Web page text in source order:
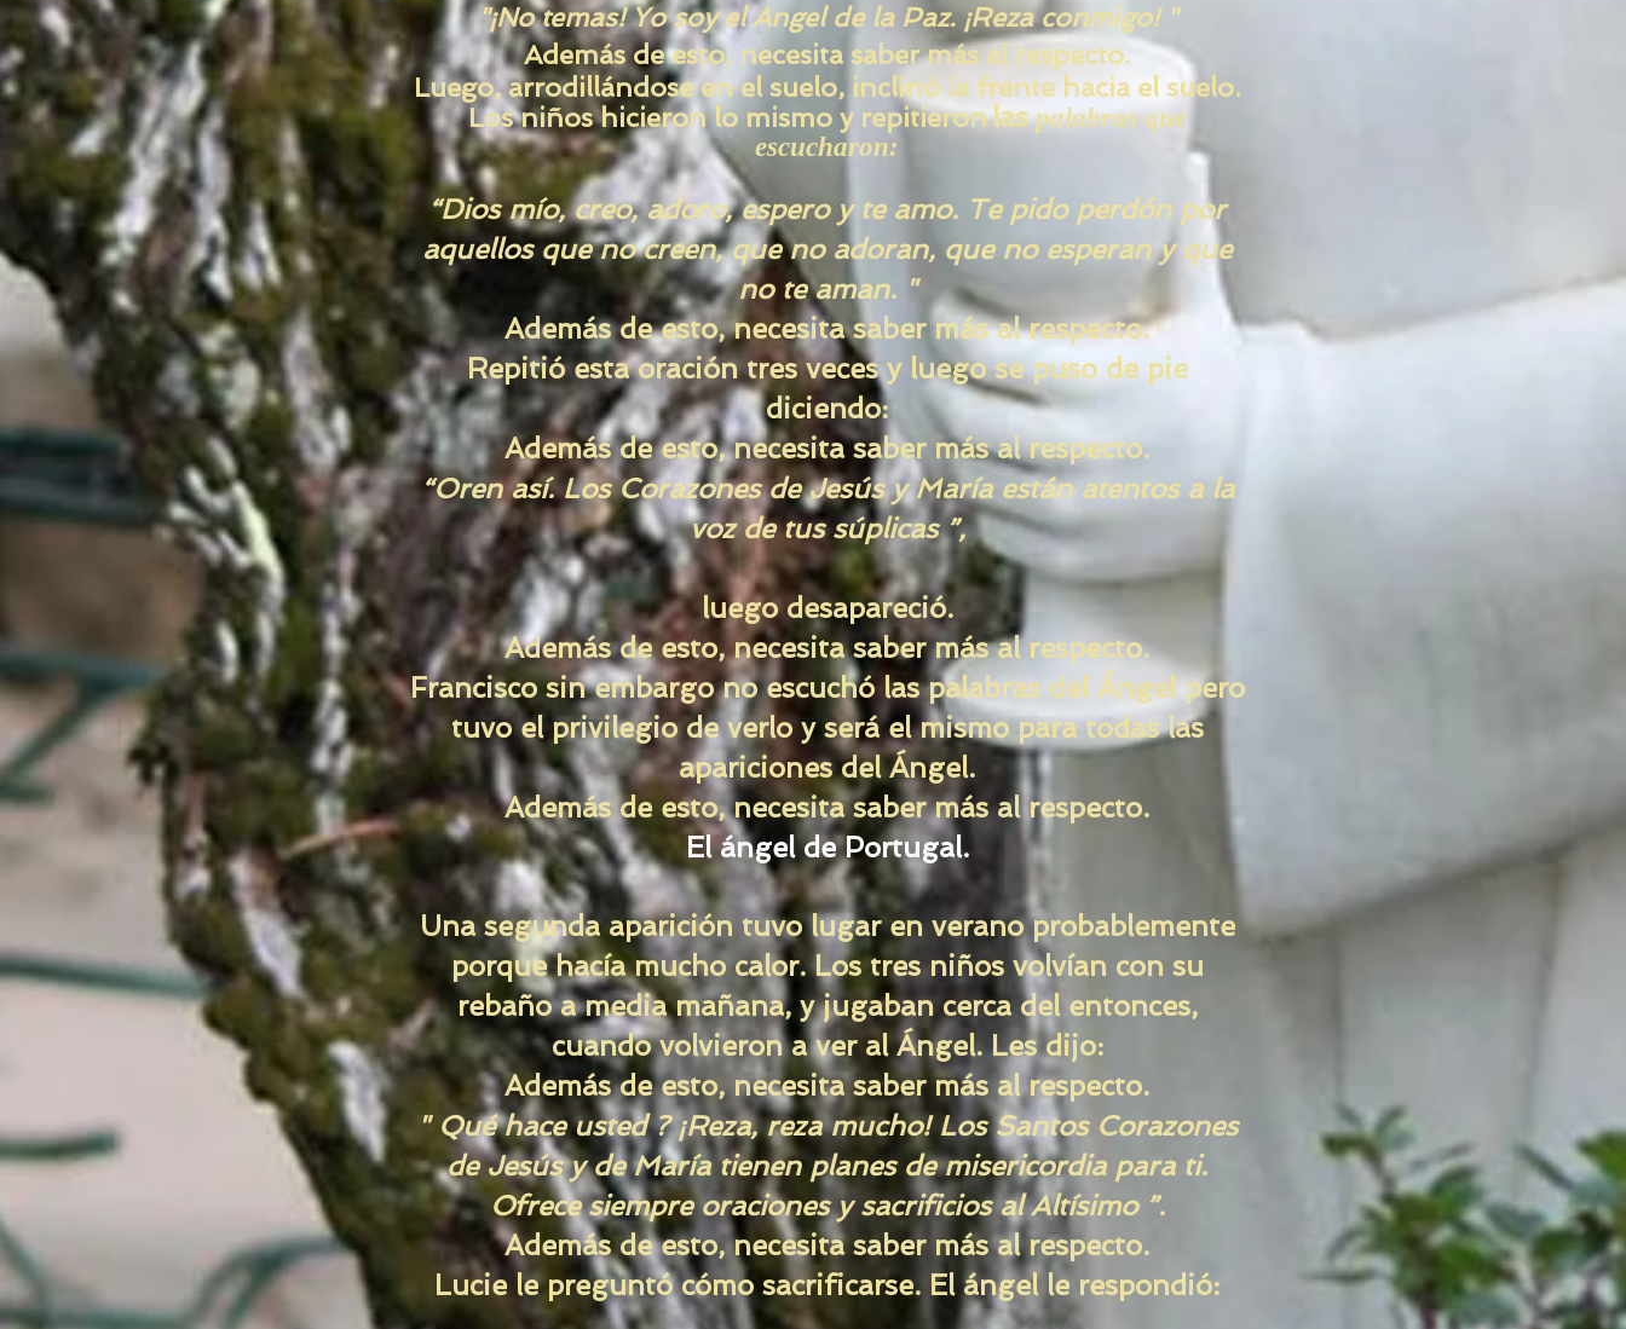
"¡No temas! Yo soy el Angel de la Paz. ¡Reza conmigo! "
Además de esto, necesita saber más al respecto.
Luego, arrodillándose en el suelo, inclinó la frente hacia el suelo.
Los niños hicieron lo mismo y repitieronlaspalabras que
escucharon:
“Dios mío, creo, adoro, espero y te amo. Te pido perdón por
aquellos que no creen, que no adoran, que no esperan y que
no te aman. "
Además de esto, necesita saber más al respecto.
Repitió esta oración tres veces y luego se puso de pie
diciendo:
Además de esto, necesita saber más al respecto.
“Oren así. Los Corazones de Jesús y María están atentos a la
voz de tus súplicas ”,
luego desapareció.
Además de esto, necesita saber más al respecto.
Francisco sin embargo no escuchó las palabras del Ángel pero
tuvo el privilegio de verlo y será el mismo para todas las
apariciones del Ángel.
Además de esto, necesita saber más al respecto.
El ángel de Portugal.
Una segunda aparición tuvo lugar en verano probablemente
porque hacía mucho calor. Los tres niños volvían con su
rebaño a media mañana, y jugaban cerca del entonces,
cuando volvieron a ver al Ángel. Les dijo:
Además de esto, necesita saber más al respecto.
" Qué hace usted ? ¡Reza, reza mucho! Los Santos Corazones
de Jesús y de María tienen planes de misericordia para ti.
Ofrece siempre oraciones y sacrificios al Altísimo ”.
Además de esto, necesita saber más al respecto.
Lucie le preguntó cómo sacrificarse. El ángel le respondió: